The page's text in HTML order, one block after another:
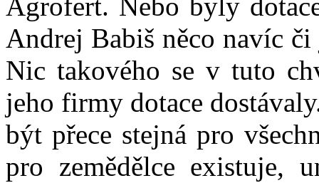
Andrej Babiš něco navíc
Nic takového se v tuto
jeho firmy dotace
být přece stejná pro
pro zemědělce